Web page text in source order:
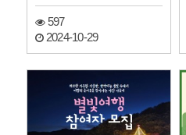
597
2024-10-29